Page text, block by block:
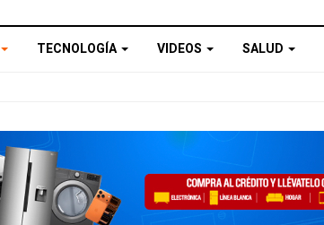
TECNOLOGÍA VIDEOS SALUD